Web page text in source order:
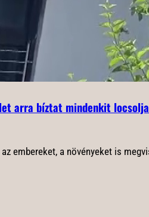
arra bíztat mindenkit
embereket, a növényeket is